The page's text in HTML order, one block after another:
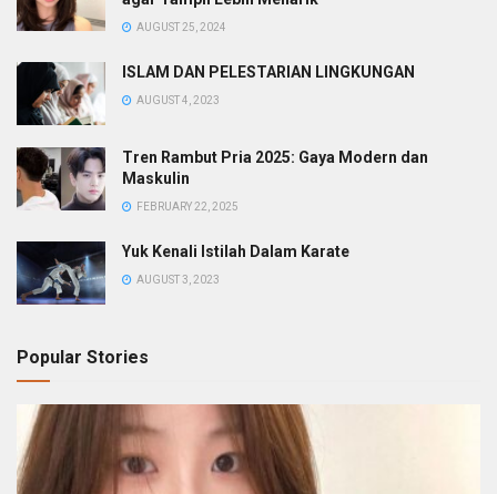
AUGUST 25, 2024
ISLAM DAN PELESTARIAN LINGKUNGAN
AUGUST 4, 2023
Tren Rambut Pria 2025: Gaya Modern dan
Maskulin
FEBRUARY 22, 2025
Yuk Kenali Istilah Dalam Karate
AUGUST 3, 2023
Popular Stories